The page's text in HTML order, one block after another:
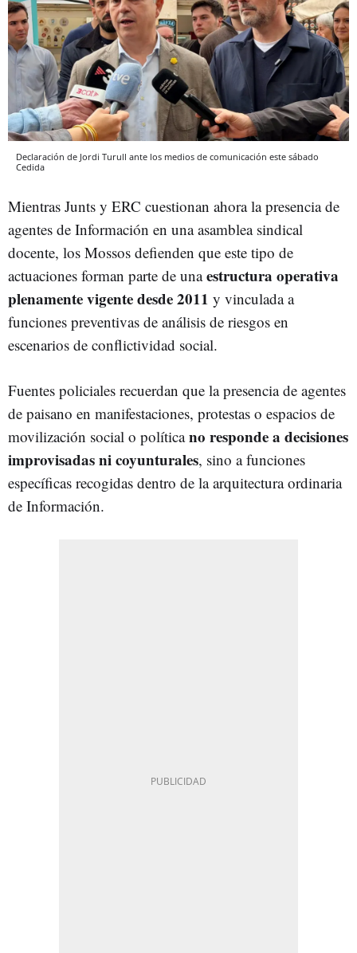
Declaración de Jordi Turull ante los medios de comunicación este sábado
Cedida
Mientras Junts y ERC cuestionan ahora la presencia de
agentes de Información en una asamblea sindical
docente, los Mossos defienden que este tipo de
actuaciones forman parte de unaestructura operativa
plenamente vigente desde 2011 y vinculada a
funciones preventivas de análisis de riesgos en
escenarios de conflictividad social.
Fuentes policiales recuerdan que la presencia de agentes
de paisano en manifestaciones, protestas o espacios de
movilización social o políticano responde a decisiones
improvisadas ni coyunturales, sino a funciones
específicas recogidas dentro de la arquitectura ordinaria
de Información.